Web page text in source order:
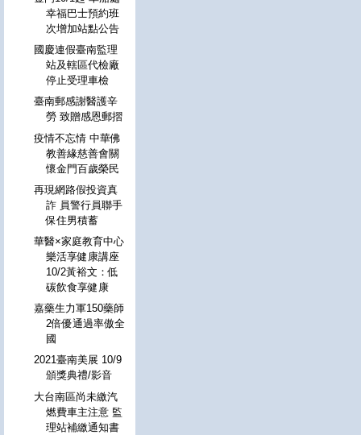
幸福巴士預約班
次增加站點公告
國慶連假臺南監理
站及轄區代檢廠
停止受理車檢
臺南郵感謝醫護辛
勞 致贈感恩郵摺
疫情不忘情 中華佛
教善緣慈善會關
懷金門百歲榮民
再現網路假投資真
詐 員警行員聯手
保住男積蓄
華醫×家庭教育中心
樂活享健康講座
10/2黃裕文：低
碳飲食享健康
嘉藥生力軍150藥師
2倍優通過率傲全
國
2021臺南美展 10/9
頒獎典禮/影音
大台南區尚未繳汽
燃費車主注意 監
理站補繳通知書